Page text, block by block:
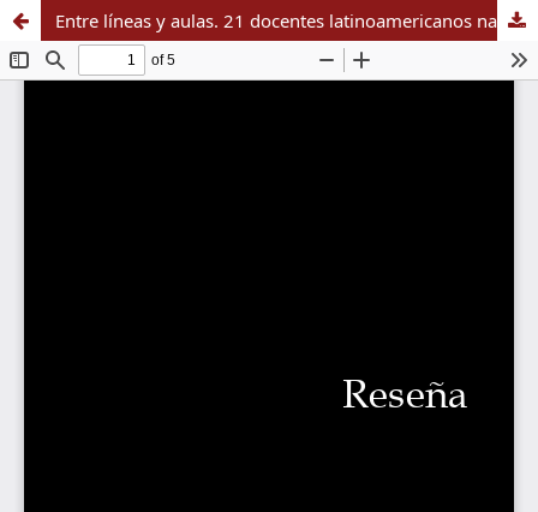
Entre líneas y aulas. 21 docentes latinoamericanos narran sus experiencias